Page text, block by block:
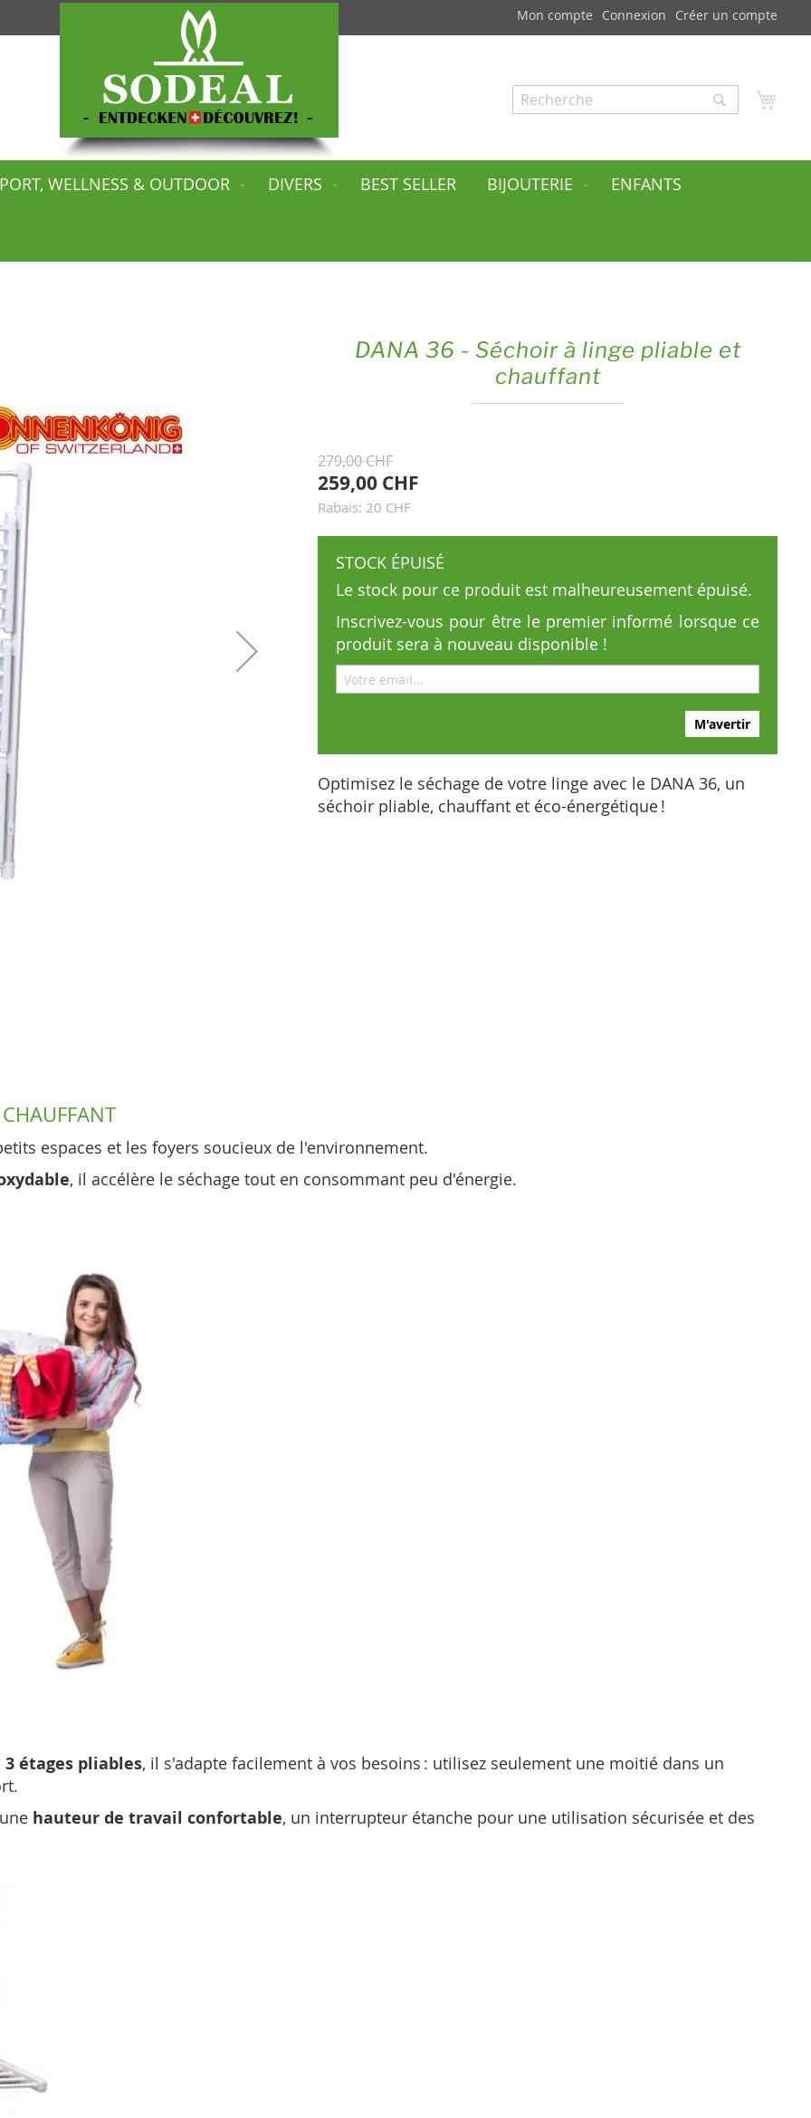
Mon compte Connexion Créer un compte
Rechercher
WELLNESS & OUTDOOR DIVERS BEST SELLER BIJOUTERIE ENFANTS
DANA 36 - Séchoir à linge pliable et
chauffant
279,00 CHF
259,00 CHF
Rabais: 20 CHF
STOCK ÉPUISÉ
Le stock pour ce produit est malheureusement épuisé.
Inscrivez-vous pour être le premier informé lorsque ce
produit sera à nouveau disponible !
M'avertir
Optimisez le séchage de votre linge avec le DANA 36, un
séchoir pliable, chauffant et éco-énergétique !
espaces et les foyers soucieux de l'environnement.
, il accélère le séchage tout en consommant peu d'énergie.
3 étages pliables, il s'adapte facilement à vos besoins : utilisez seulement une moitié dans un
hauteur de travail confortable, un interrupteur étanche pour une utilisation sécurisée et des